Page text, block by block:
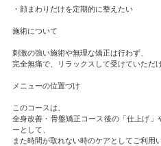
・顔まわりだけを定期的に整えたい
施術について
刺激の強い施術や無理な矯正は行わず、
完全無痛で、リラックスして受けていただ
メニューの位置づけ
このコースは、
全身改善・骨盤矯正コース後の「仕上げ
ーとして、
また時間が取れない時のケアとしてご利用